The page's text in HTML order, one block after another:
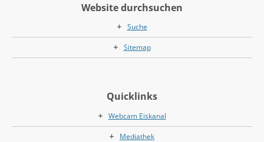
Website durchsuchen
Suche
Sitemap
Quicklinks
Webcam Eiskanal
Mediathek